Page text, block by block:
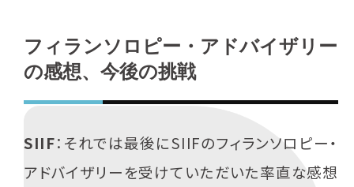
フィランソロピー・アドバイザリー
の感想、今後の挑戦
SIIF：それでは最後にSIIFのフィランソロピー・
アドバイザリーを受けていただいた率直な感想